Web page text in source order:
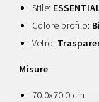
Stile:
Colore profilo:
Vetro:
Misure
70.0x70.0 cm